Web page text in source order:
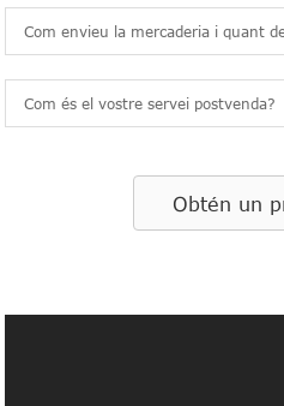
Com envieu la mercaderia i quant
Com és el vostre servei postvenda?
Obtén un